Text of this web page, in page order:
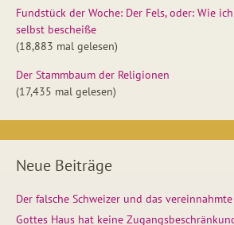
Fundstück der Woche: Der Fels, oder: Wie
selbst bescheiße
(18,883 mal gelesen)
Der Stammbaum der Religionen
(17,435 mal gelesen)
Neue Beiträge
Der falsche Schweizer und das
Gottes Haus hat keine